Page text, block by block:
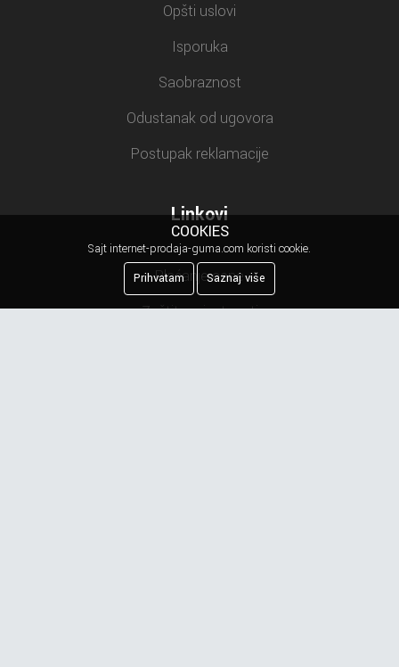
Opšti uslovi
Isporuka
Saobraznost
Odustanak od ugovora
Postupak reklamacije
Linkovi
Plaćanje cene
Zaštita privatnosti
COOKIES
Sajt internet-prodaja-guma.com koristi cookie.
Prihvatam
Saznaj više